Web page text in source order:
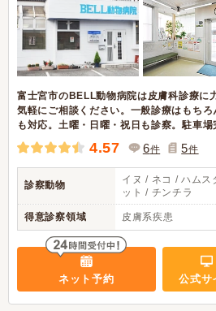
富士宮市のBELL動物病院は皮膚科診療に
気軽にご相談ください。一般診療はもち
も対応。土曜・日曜・祝日も診察。駐車場
4.57 6件 5件
診察動物
イヌ / ネコ / ハムス
ット / チンチラ
得意診察領域 皮膚系疾患
ネット予約 公式サ